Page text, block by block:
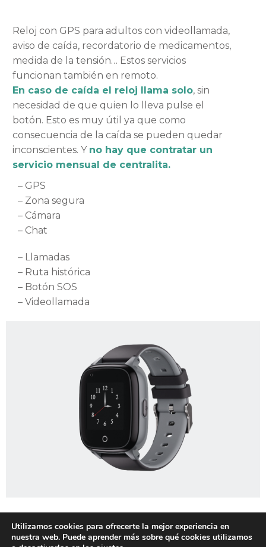
Reloj con GPS para adultos con videollamada,
aviso de caída, recordatorio de medicamentos,
medida de la tensión… Estos servicios
funcionan también en remoto.
En caso de caída el reloj llama solo, sin
necesidad de que quien lo lleva pulse el
botón. Esto es muy útil ya que como
consecuencia de la caída se pueden quedar
inconscientes. Y no hay que contratar un
servicio mensual de centralita.
– GPS
– Zona segura
– Cámara
– Chat
– Llamadas
– Ruta histórica
– Botón SOS
– Videollamada
Utilizamos cookies para ofrecerte la mejor experiencia en
nuestra web. Puede aprender más sobre qué cookies utilizamos